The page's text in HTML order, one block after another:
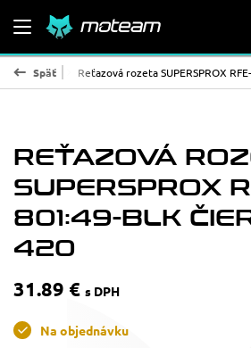
Späť
- oceľ Reťazová rozeta SUPERSPROX
REŤAZOVÁ
SUPERSPROX
801:49-BLK
420
31.89 € s DPH
Na objednávku